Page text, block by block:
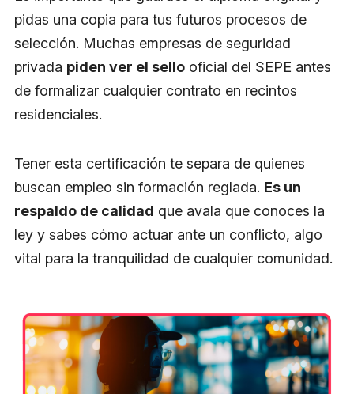
pidas una copia para tus futuros procesos de
selección. Muchas empresas de seguridad
privada piden ver el sello oficial del SEPE antes
de formalizar cualquier contrato en recintos
residenciales.
Tener esta certificación te separa de quienes
buscan empleo sin formación reglada. Es un
respaldo de calidad que avala que conoces la
ley y sabes cómo actuar ante un conflicto, algo
vital para la tranquilidad de cualquier comunidad.